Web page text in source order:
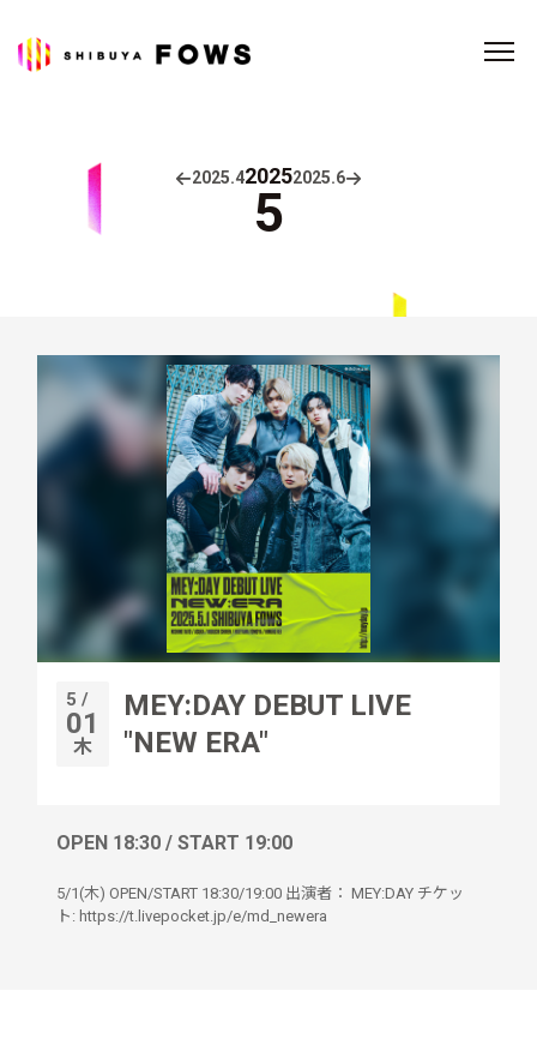
2025.42025
5
2025.6
5 /
01
木
MEY:DAY DEBUT LIVE
"NEW ERA"
OPEN 18:30 / START 19:00
5/1(木) OPEN/START 18:30/19:00 出演者： MEY:DAY チケッ
ト: https://t.livepocket.jp/e/md_newera